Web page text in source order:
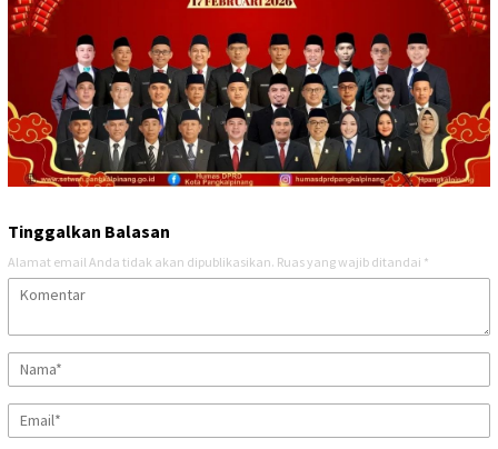
Tinggalkan Balasan
Alamat email Anda tidak akan dipublikasikan. Ruas yang wajib ditandai *